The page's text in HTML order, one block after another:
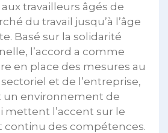
travailleurs âgés de
du travail jusqu’à l’âge
Basé sur la solidarité
l’accord a comme
en place des mesures au
et de l’entreprise,
un environnement de
mettent l’accent sur le
des compétences.